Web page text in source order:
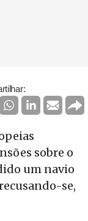
sobre o
um navio
se,